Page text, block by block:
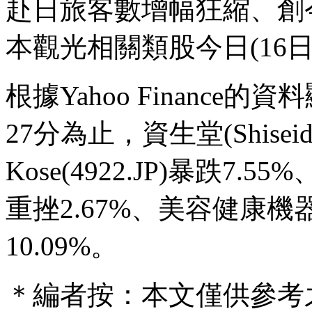
赴日旅客數增幅狂縮、
本觀光相關類股今日(16
根據Yahoo Finance的資
27分為止，資生堂
Kose(4922.JP)暴跌7.55%
重挫2.67%、美容健康機
10.09%。
＊編者按：本文僅供參